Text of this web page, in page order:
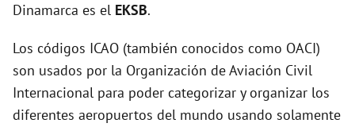
Dinamarca es el EKSB.
Los códigos ICAO (también conocidos como OACI)
son usados por la Organización de Aviación Civil
Internacional para poder categorizar y organizar los
diferentes aeropuertos del mundo usando solamente